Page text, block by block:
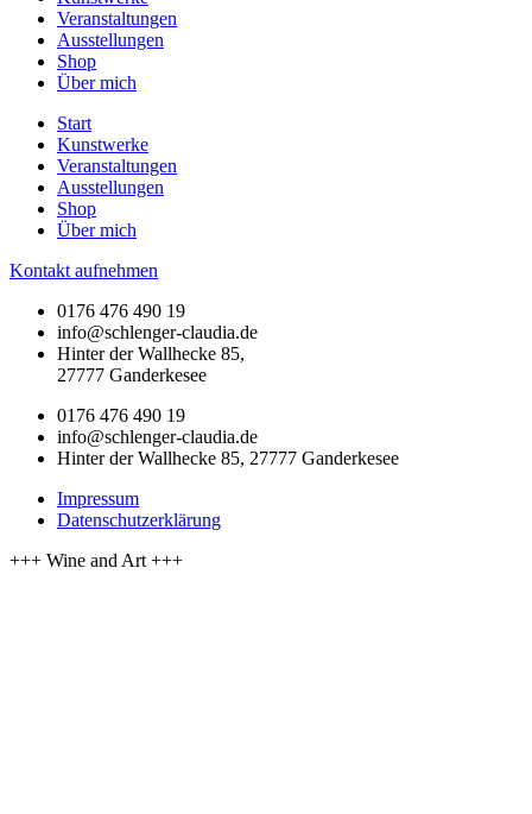
Veranstaltungen
Ausstellungen
Shop
Über mich
Start
Kunstwerke
Veranstaltungen
Ausstellungen
Shop
Über mich
Kontakt aufnehmen
0176 476 490 19
info@schlenger-claudia.de
Hinter der Wallhecke 85,
27777 Ganderkesee
0176 476 490 19
info@schlenger-claudia.de
Hinter der Wallhecke 85, 27777 Ganderkesee
Impressum
Datenschutzerklärung
+++ Wine and Art +++